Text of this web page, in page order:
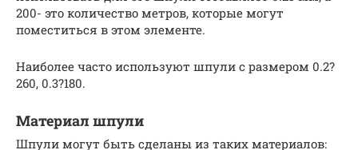
200- это количество метров, которые могут
поместиться в этом элементе.
Наиболее часто используют шпули с размером 0.2?
260, 0.3?180.
Материал шпули
Шпули могут быть сделаны из таких материалов: